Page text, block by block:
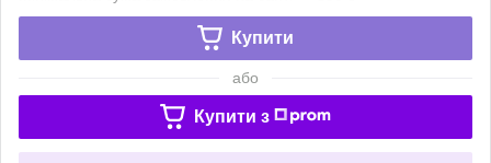
Купити
або
Купити з